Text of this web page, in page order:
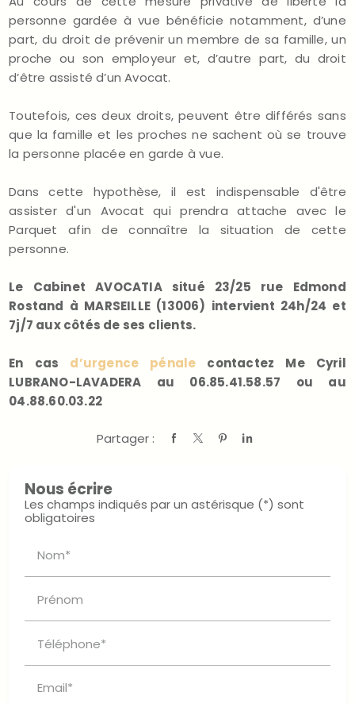
personne gardée à vue bénéficie notamment, d’une
part, du droit de prévenir un membre de sa famille, un
proche ou son employeur et, d’autre part, du droit
d’être assisté d’un Avocat.
Toutefois, ces deux droits, peuvent être différés sans
que la famille et les proches ne sachent où se trouve
la personne placée en garde à vue.
Dans cette hypothèse, il est indispensable d'être
assister d'un Avocat qui prendra attache avec le
Parquet afin de connaître la situation de cette
personne.
Le Cabinet AVOCATIA situé 23/25 rue Edmond
Rostand à MARSEILLE (13006) intervient 24h/24 et
7j/7 aux côtés de ses clients.
En cas d’urgence pénale contactez Me Cyril
LUBRANO-LAVADERA au 06.85.41.58.57 ou au
04.88.60.03.22
Partager :
Nous écrire
Les champs indiqués par un astérisque (*) sont
obligatoires
Nom*
Prénom
Téléphone*
Email*